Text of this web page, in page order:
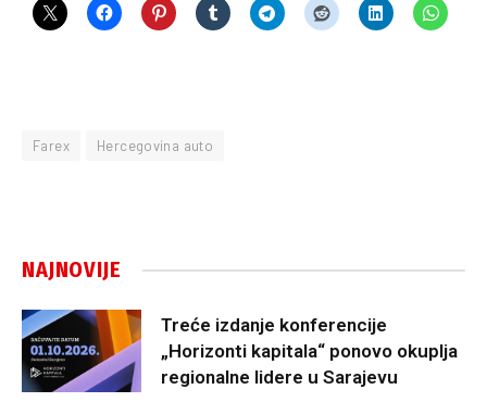
Farex Hercegovina auto
NAJNOVIJE
Treće izdanje konferencije
„Horizonti kapitala“ ponovo okuplja
regionalne lidere u Sarajevu